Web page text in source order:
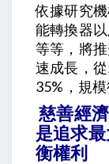
依據研究
能轉換器
等等，將
速成長，
35%，規
慈善經
是追求
衡權利